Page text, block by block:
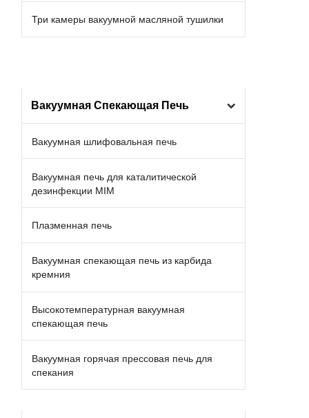
Три камеры вакуумной масляной тушилки
Вакуумная Спекающая Печь
Вакуумная шлифовальная печь
Вакуумная печь для каталитической
дезинфекции MIM
Плазменная печь
Вакуумная спекающая печь из карбида
кремния
Высокотемпературная вакуумная
спекающая печь
Вакуумная горячая прессовая печь для
спекания